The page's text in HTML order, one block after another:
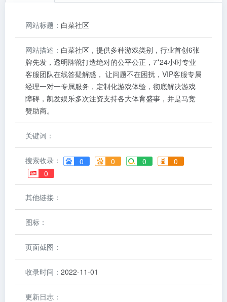
网站标题： 白菜社区
网站描述： 白菜社区，提供多种游戏类别，行业首创6张
牌先发，透明牌靴打造绝对的公平公正，7*24小时专业
客服团队在线答疑解惑， 让问题不在困扰，VIP客服专属
经理一对一专属服务，定制化游戏体验，彻底解决游戏
障碍，凯发娱乐多次注资支持各大体育盛事，并是马竞
赞助商。
关键词：
搜索收录： 0 0 0
0
0
其他链接：
图标：
页面截图：
收录时间： 2022-11-01
更新日志：